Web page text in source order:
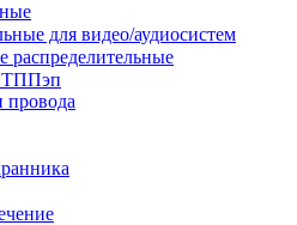
для видео/аудиосистем
распределительные
ТППэп
провода